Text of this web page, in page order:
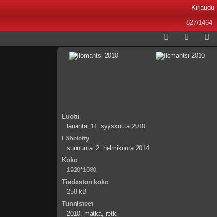
Kirjaudu
827/1464
Luotu
lauantai 11. syyskuuta 2010
Lähetetty
sunnuntai 2. helmikuuta 2014
Koko
1920*1080
Tiedoston koko
258 kB
Tunnisteet
2010, matka, retki